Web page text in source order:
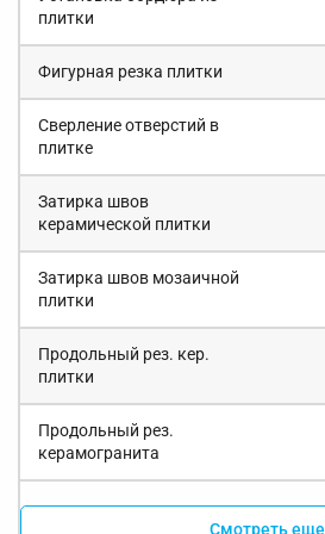
плитки
Фигурная резка плитки
Сверление отверстий в
плитке
Затирка швов
керамической плитки
Затирка швов мозаичной
плитки
Продольный рез. кер.
плитки
Продольный рез.
керамогранита
Смотреть еще